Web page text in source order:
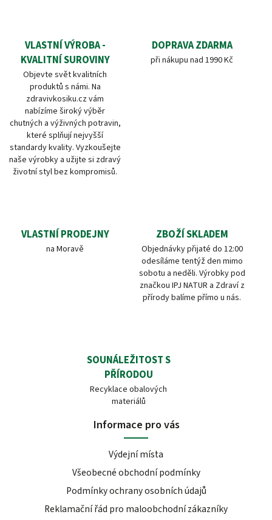
VLASTNÍ VÝROBA -
KVALITNÍ SUROVINY
Objevte svět kvalitních
produktů s námi. Na
zdravivkosiku.cz vám
nabízíme široký výběr
chutných a výživných potravin,
které splňují nejvyšší
standardy kvality. Vyzkoušejte
naše výrobky a užijte si zdravý
životní styl bez kompromisů.
DOPRAVA ZDARMA
při nákupu nad 1990 Kč
VLASTNÍ PRODEJNY
na Moravě
ZBOŽÍ SKLADEM
Objednávky přijaté do 12:00
odesíláme tentýž den mimo
sobotu a neděli. Výrobky pod
značkou IPJ NATUR a Zdraví z
přírody balíme přímo u nás.
SOUNÁLEŽITOST S
PŘÍRODOU
Recyklace obalových
materiálů
Informace pro vás
Výdejní místa
Všeobecné obchodní podmínky
Podmínky ochrany osobních údajů
Reklamační řád pro maloobchodní zákazníky